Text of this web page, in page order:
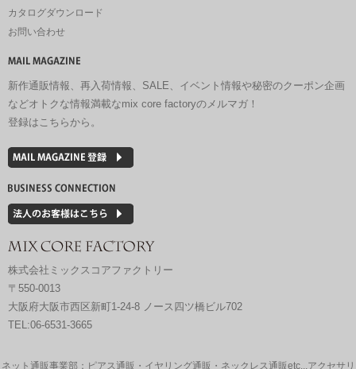
カタログダウンロード
お問い合わせ
新作通販情報、再入荷情報、SALE、イベント情報や秘密のクーポン企画
などオトクな情報満載なmix core factoryのメルマガ！
登録はこちらから。
株式会社ミックスコアファクトリー
〒550-0013
大阪府大阪市西区新町1-24-8 ノース四ツ橋ビル702
TEL:06-6531-3665
ネット通販事業部：ピアス通販・イヤリング通販・ネックレス通販etc...アクセサリ